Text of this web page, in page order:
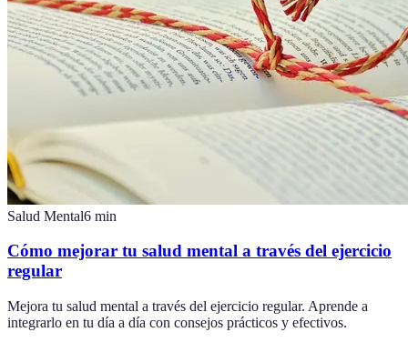
Salud Mental6 min
Cómo mejorar tu salud mental a través del ejercicio
regular
Mejora tu salud mental a través del ejercicio regular. Aprende a
integrarlo en tu día a día con consejos prácticos y efectivos.